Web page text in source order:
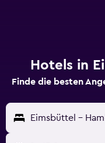
Hotels in
Finde die besten
Eimsbüttel -